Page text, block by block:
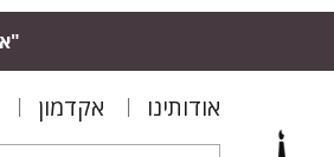
אודותינו אקדמון